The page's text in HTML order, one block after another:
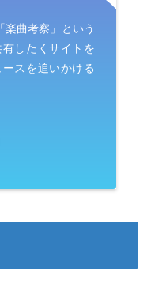
曲考察」という
したくサイトを
スを追いかける